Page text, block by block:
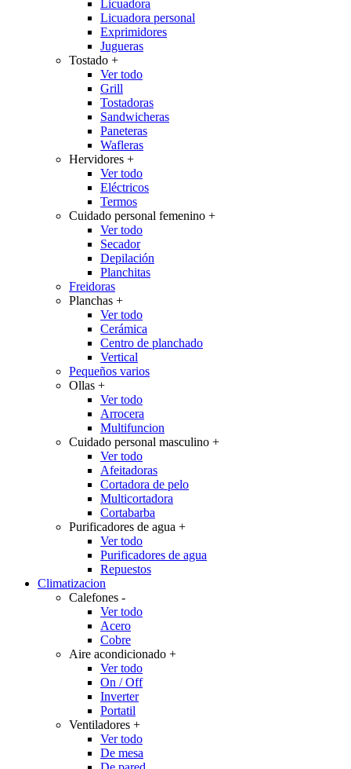
Licuadora
Licuadora personal
Exprimidores
Jugueras
Tostado +
Ver todo
Grill
Tostadoras
Sandwicheras
Paneteras
Wafleras
Hervidores +
Ver todo
Eléctricos
Termos
Cuidado personal femenino +
Ver todo
Secador
Depilación
Planchitas
Freidoras
Planchas +
Ver todo
Cerámica
Centro de planchado
Vertical
Pequeños varios
Ollas +
Ver todo
Arrocera
Multifuncion
Cuidado personal masculino +
Ver todo
Afeitadoras
Cortadora de pelo
Multicortadora
Cortabarba
Purificadores de agua +
Ver todo
Purificadores de agua
Repuestos
Climatizacion
Calefones -
Ver todo
Acero
Cobre
Aire acondicionado +
Ver todo
On / Off
Inverter
Portatil
Ventiladores +
Ver todo
De mesa